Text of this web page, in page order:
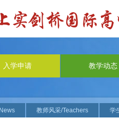
入学申请 教学动态
教师风采/Teachers 学